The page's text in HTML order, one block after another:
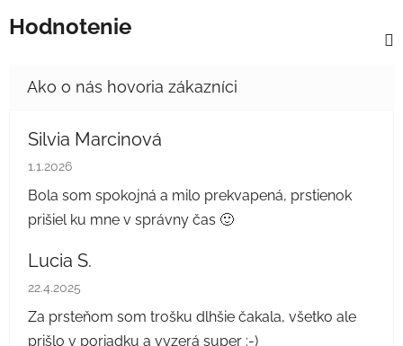
Hodnotenie
Silvia Marcinová
Hodnotenie obchodu je 5 z 5 hviezdičiek.
1.1.2026
Bola som spokojná a milo prekvapená, prstienok
prišiel ku mne v správny čas 🙂
Lucia S.
Hodnotenie obchodu je 5 z 5 hviezdičiek.
22.4.2025
Za prsteňom som trošku dlhšie čakala, všetko ale
prišlo v poriadku a vyzerá super :-)